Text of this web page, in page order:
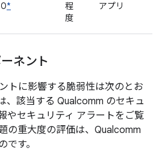
*
程
度
アプリ
ネント
トに影響する脆弱性は次のとお
、該当する Qualcomm のセキュ
やセキュリティ アラートをご覧
の重大度の評価は、Qualcomm
す。